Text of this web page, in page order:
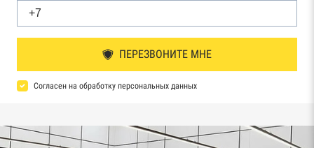
ПЕРЕЗВОНИТЕ МНЕ
Согласен на обработку персональных данных